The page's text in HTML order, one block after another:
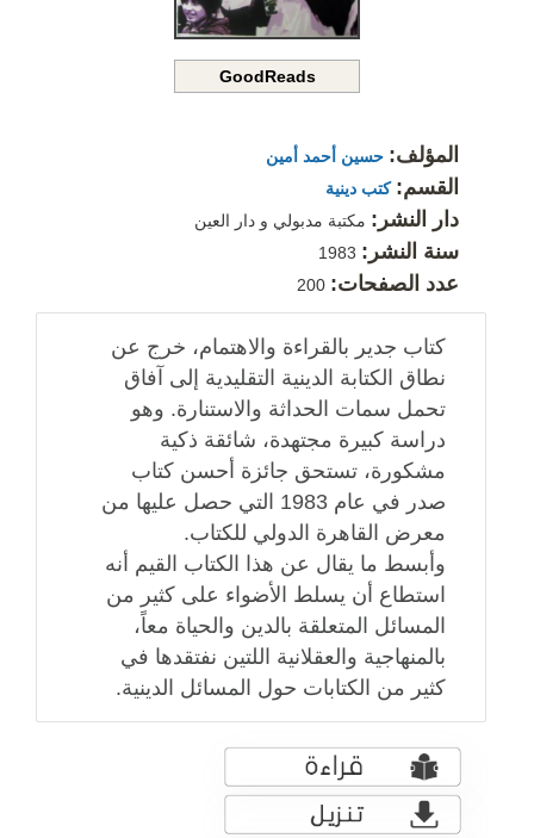
GoodReads
المؤلف: حسين أحمد أمين
القسم: كتب دينية
دار النشر: مكتبة مدبولي و دار العين
سنة النشر:
عدد الصفحات:
كتاب جدير بالقراءة والاهتمام، خرج عن
نطاق الكتابة الدينية التقليدية إلى آفاق
تحمل سمات الحداثة والاستنارة. وهو
دراسة كبيرة مجتهدة، شائقة ذكية
مشكورة، تستحق جائزة أحسن كتاب
صدر في عام 1983 التي حصل عليها من
معرض القاهرة الدولي للكتاب.
وأبسط ما يقال عن هذا الكتاب القيم أنه
استطاع أن يسلط الأضواء على كثير من
المسائل المتعلقة بالدين والحياة معاً،
بالمنهاجية والعقلانية اللتين نفتقدها في
كثير من الكتابات حول المسائل الدينية.